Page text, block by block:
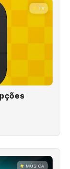
TV
MÚSICA